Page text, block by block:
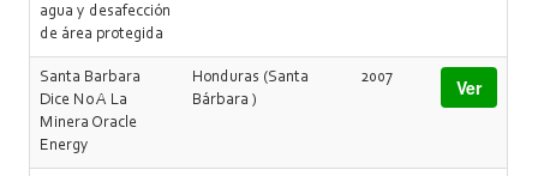
agua y desafección
de área protegida
Santa Barbara
Dice No A La
Minera Oracle
Energy
Honduras (Santa
Bárbara )
2007 Ver